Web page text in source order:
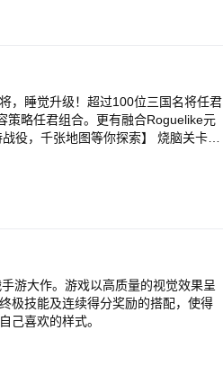
，睡觉升级！超过100位三国名将任君
策略任君组合。更有融合Roguelike元
多种抽卡玩法，百名武将等你来召
游大作。游戏以高质量的视觉效果呈
极技能及连续得分奖励的搭配，使得
己喜欢的样式。